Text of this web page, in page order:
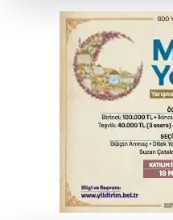
kişi
İnegöl’de
sıçrayan
Elektrik
kaybetti
Serbest